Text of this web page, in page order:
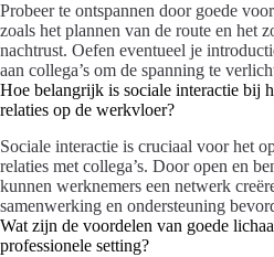
Probeer te ontspannen door goede
zoals het plannen van de route en het
nachtrust. Oefen eventueel je
aan collega’s om de spanning te
Hoe belangrijk is sociale interactie bij
relaties op de werkvloer?
Sociale interactie is cruciaal voor het
relaties met collega’s. Door open en
kunnen werknemers een netwerk
samenwerking en ondersteuning
Wat zijn de voordelen van goede
professionele setting?